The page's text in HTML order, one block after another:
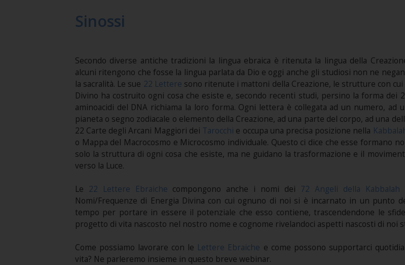
Sinossi
Secondo diverse antiche tradizioni la lingua ebraica è ritenuta la lingua della
alcuni ritengono che fosse la lingua parlata da Dio e oggi anche gli studiosi non ne
la sacralità. Le sue 22 Lettere sono ritenute i mattoni della Creazione, le strutture con cui
Divino ha costruito ogni cosa che esiste e, secondo recenti studi, persino la forma dei
aminoacidi del DNA richiama la loro forma. Ogni lettera è collegata ad un numero, ad
pianeta o segno zodiacale o elemento della Creazione, ad una parte del corpo, ad una
22 Carte degli Arcani Maggiori dei Tarocchi e occupa una precisa posizione nella
o Mappa del Macrocosmo e Microcosmo individuale. Questo ci dice che esse formano
solo la struttura di ogni cosa che esiste, ma ne guidano la trasformazione e il
verso la Luce.
Le 22 Lettere Ebraiche compongono anche i nomi dei 72 Angeli della Kabbalah
Nomi/Frequenze di Energia Divina con cui ognuno di noi si è incarnato in un punto
tempo per portare in essere il potenziale che esso contiene, trascendendone le
progetto di vita nascosto nel nostro nome e cognome rivelandoci aspetti nascosti di noi
Come possiamo lavorare con le Lettere Ebraiche e come possono supportarci
vita? Ne parleremo insieme in questo breve webinar.